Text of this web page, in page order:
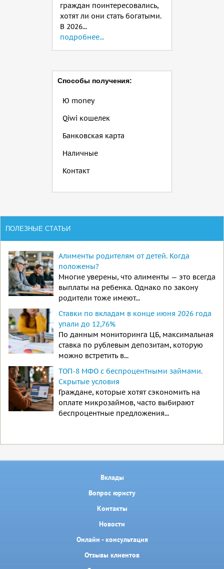
граждан поинтересовались,
хотят ли они стать богатыми.
В 2026...
подробнее...
Способы получения:
Ю money
Qiwi кошелек
Банковская карта
Наличные
Контакт
ПОЛЕЗНЫЕ СТАТЬИ
Алименты родителям от детей. Когда
положены?
Многие уверены, что алименты — это всегда
выплаты на ребенка. Однако по закону
родители тоже имеют...
Ставки по вкладам в конце июня 2026 года
упали до 12,76%
По данным мониторинга ЦБ, максимальная
ставка по рублевым депозитам, которую
можно встретить в...
ТОП-8 МФО с беспроцентными займами.
Скрытые условия
Граждане, которые хотят сэкономить на
оплате микрозаймов, часто выбирают
беспроцентные предложения...
Вклады
Вопрос юристу
Контакты
Новости
Онлайн - консультация
Отзывы клиентов